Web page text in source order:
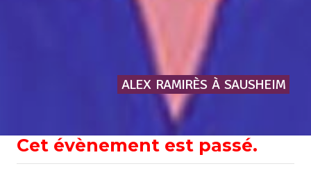
ALEX RAMIRÈS À SAUSHEIM
Cet évènement est passé.